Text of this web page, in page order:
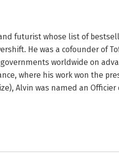
futurist whose list of
He was a cofounder of
worldwide on
where his work won the
Alvin was named an Officier